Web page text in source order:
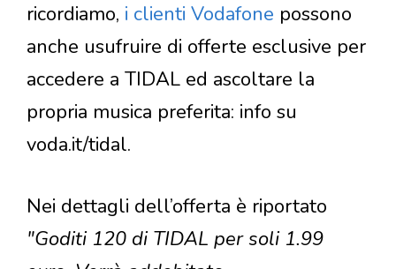
ricordiamo, i clienti Vodafone possono
anche usufruire di offerte esclusive per
accedere a TIDAL ed ascoltare la
propria musica preferita: info su
voda.it/tidal.
Nei dettagli dell’offerta è riportato
"Goditi 120 di TIDAL per soli 1.99